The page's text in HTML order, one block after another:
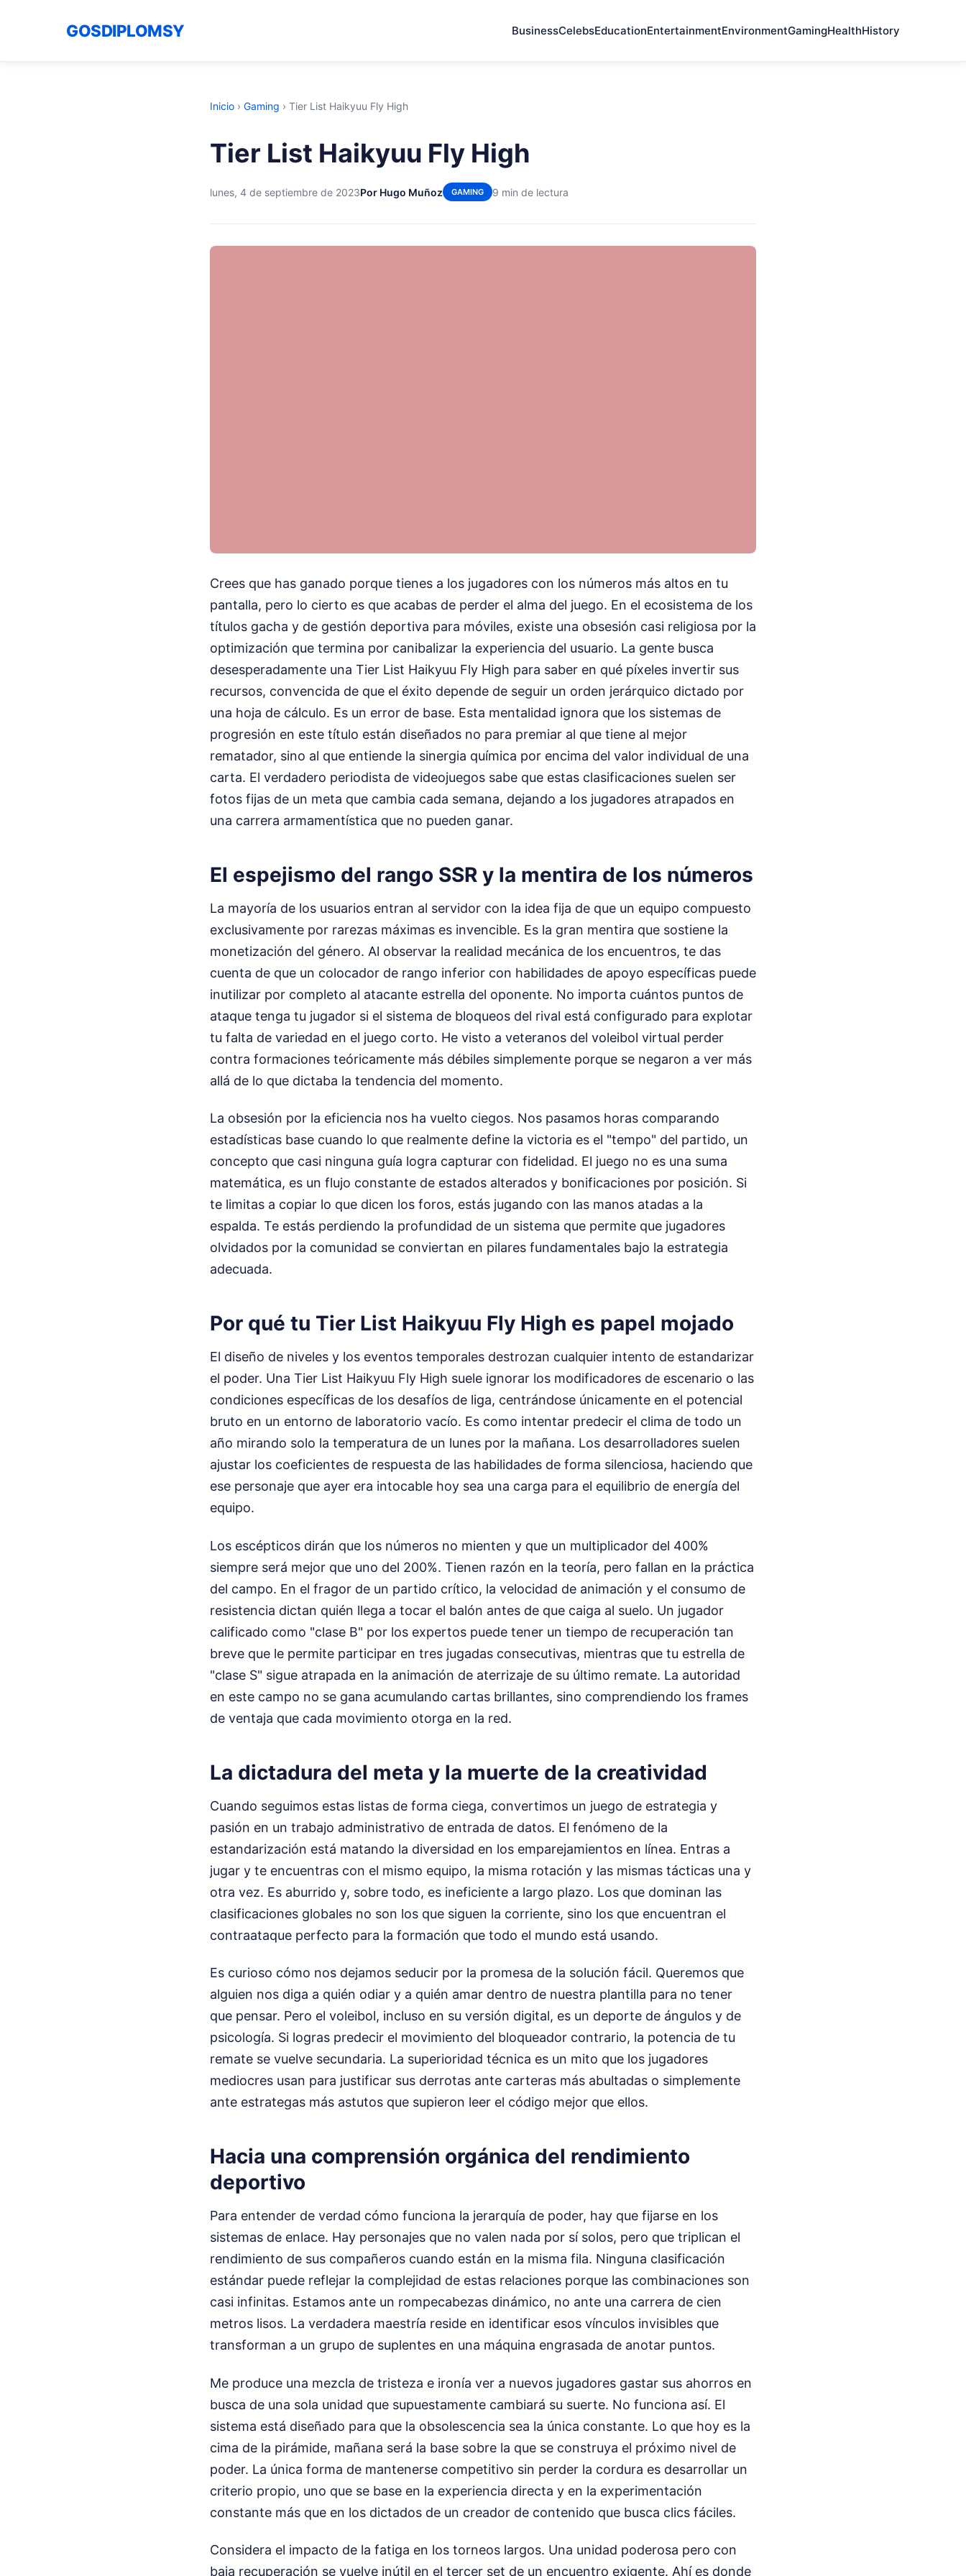
GOSDIPLOMSY BusinessCelebsEducationEntertainmentEnvironmentGamingHealthHistory
Inicio › Gaming › Tier List Haikyuu Fly High
Tier List Haikyuu Fly High
lunes, 4 de septiembre de 2023Por Hugo Muñoz GAMING 9 min de lectura
Crees que has ganado porque tienes a los jugadores con los números más altos en tu
pantalla, pero lo cierto es que acabas de perder el alma del juego. En el ecosistema de los
títulos gacha y de gestión deportiva para móviles, existe una obsesión casi religiosa por la
optimización que termina por canibalizar la experiencia del usuario. La gente busca
desesperadamente una Tier List Haikyuu Fly High para saber en qué píxeles invertir sus
recursos, convencida de que el éxito depende de seguir un orden jerárquico dictado por
una hoja de cálculo. Es un error de base. Esta mentalidad ignora que los sistemas de
progresión en este título están diseñados no para premiar al que tiene al mejor
rematador, sino al que entiende la sinergia química por encima del valor individual de una
carta. El verdadero periodista de videojuegos sabe que estas clasificaciones suelen ser
fotos fijas de un meta que cambia cada semana, dejando a los jugadores atrapados en
una carrera armamentística que no pueden ganar.
El espejismo del rango SSR y la mentira de los números
La mayoría de los usuarios entran al servidor con la idea fija de que un equipo compuesto
exclusivamente por rarezas máximas es invencible. Es la gran mentira que sostiene la
monetización del género. Al observar la realidad mecánica de los encuentros, te das
cuenta de que un colocador de rango inferior con habilidades de apoyo específicas puede
inutilizar por completo al atacante estrella del oponente. No importa cuántos puntos de
ataque tenga tu jugador si el sistema de bloqueos del rival está configurado para explotar
tu falta de variedad en el juego corto. He visto a veteranos del voleibol virtual perder
contra formaciones teóricamente más débiles simplemente porque se negaron a ver más
allá de lo que dictaba la tendencia del momento.
La obsesión por la eficiencia nos ha vuelto ciegos. Nos pasamos horas comparando
estadísticas base cuando lo que realmente define la victoria es el "tempo" del partido, un
concepto que casi ninguna guía logra capturar con fidelidad. El juego no es una suma
matemática, es un flujo constante de estados alterados y bonificaciones por posición. Si
te limitas a copiar lo que dicen los foros, estás jugando con las manos atadas a la
espalda. Te estás perdiendo la profundidad de un sistema que permite que jugadores
olvidados por la comunidad se conviertan en pilares fundamentales bajo la estrategia
adecuada.
Por qué tu Tier List Haikyuu Fly High es papel mojado
El diseño de niveles y los eventos temporales destrozan cualquier intento de estandarizar
el poder. Una Tier List Haikyuu Fly High suele ignorar los modificadores de escenario o las
condiciones específicas de los desafíos de liga, centrándose únicamente en el potencial
bruto en un entorno de laboratorio vacío. Es como intentar predecir el clima de todo un
año mirando solo la temperatura de un lunes por la mañana. Los desarrolladores suelen
ajustar los coeficientes de respuesta de las habilidades de forma silenciosa, haciendo que
ese personaje que ayer era intocable hoy sea una carga para el equilibrio de energía del
equipo.
Los escépticos dirán que los números no mienten y que un multiplicador del 400%
siempre será mejor que uno del 200%. Tienen razón en la teoría, pero fallan en la práctica
del campo. En el fragor de un partido crítico, la velocidad de animación y el consumo de
resistencia dictan quién llega a tocar el balón antes de que caiga al suelo. Un jugador
calificado como "clase B" por los expertos puede tener un tiempo de recuperación tan
breve que le permite participar en tres jugadas consecutivas, mientras que tu estrella de
"clase S" sigue atrapada en la animación de aterrizaje de su último remate. La autoridad
en este campo no se gana acumulando cartas brillantes, sino comprendiendo los frames
de ventaja que cada movimiento otorga en la red.
La dictadura del meta y la muerte de la creatividad
Cuando seguimos estas listas de forma ciega, convertimos un juego de estrategia y
pasión en un trabajo administrativo de entrada de datos. El fenómeno de la
estandarización está matando la diversidad en los emparejamientos en línea. Entras a
jugar y te encuentras con el mismo equipo, la misma rotación y las mismas tácticas una y
otra vez. Es aburrido y, sobre todo, es ineficiente a largo plazo. Los que dominan las
clasificaciones globales no son los que siguen la corriente, sino los que encuentran el
contraataque perfecto para la formación que todo el mundo está usando.
Es curioso cómo nos dejamos seducir por la promesa de la solución fácil. Queremos que
alguien nos diga a quién odiar y a quién amar dentro de nuestra plantilla para no tener
que pensar. Pero el voleibol, incluso en su versión digital, es un deporte de ángulos y de
psicología. Si logras predecir el movimiento del bloqueador contrario, la potencia de tu
remate se vuelve secundaria. La superioridad técnica es un mito que los jugadores
mediocres usan para justificar sus derrotas ante carteras más abultadas o simplemente
ante estrategas más astutos que supieron leer el código mejor que ellos.
Hacia una comprensión orgánica del rendimiento
deportivo
Para entender de verdad cómo funciona la jerarquía de poder, hay que fijarse en los
sistemas de enlace. Hay personajes que no valen nada por sí solos, pero que triplican el
rendimiento de sus compañeros cuando están en la misma fila. Ninguna clasificación
estándar puede reflejar la complejidad de estas relaciones porque las combinaciones son
casi infinitas. Estamos ante un rompecabezas dinámico, no ante una carrera de cien
metros lisos. La verdadera maestría reside en identificar esos vínculos invisibles que
transforman a un grupo de suplentes en una máquina engrasada de anotar puntos.
Me produce una mezcla de tristeza e ironía ver a nuevos jugadores gastar sus ahorros en
busca de una sola unidad que supuestamente cambiará su suerte. No funciona así. El
sistema está diseñado para que la obsolescencia sea la única constante. Lo que hoy es la
cima de la pirámide, mañana será la base sobre la que se construya el próximo nivel de
poder. La única forma de mantenerse competitivo sin perder la cordura es desarrollar un
criterio propio, uno que se base en la experiencia directa y en la experimentación
constante más que en los dictados de un creador de contenido que busca clics fáciles.
Considera el impacto de la fatiga en los torneos largos. Una unidad poderosa pero con
baja recuperación se vuelve inútil en el tercer set de un encuentro exigente. Ahí es donde